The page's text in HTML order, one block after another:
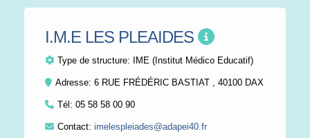
I.M.E LES PLEAIDES
Type de structure: IME (Institut Médico Educatif)
Adresse: 6 RUE FRÉDÉRIC BASTIAT , 40100 DAX
Tél: 05 58 58 00 90
Contact: imelespleiades@adapei40.fr